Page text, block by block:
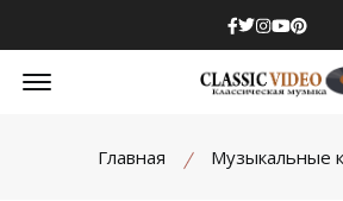
Facebook
Twitter
Instagram
Youtube
Offcanvas Menu Open
Главная Музыкальные